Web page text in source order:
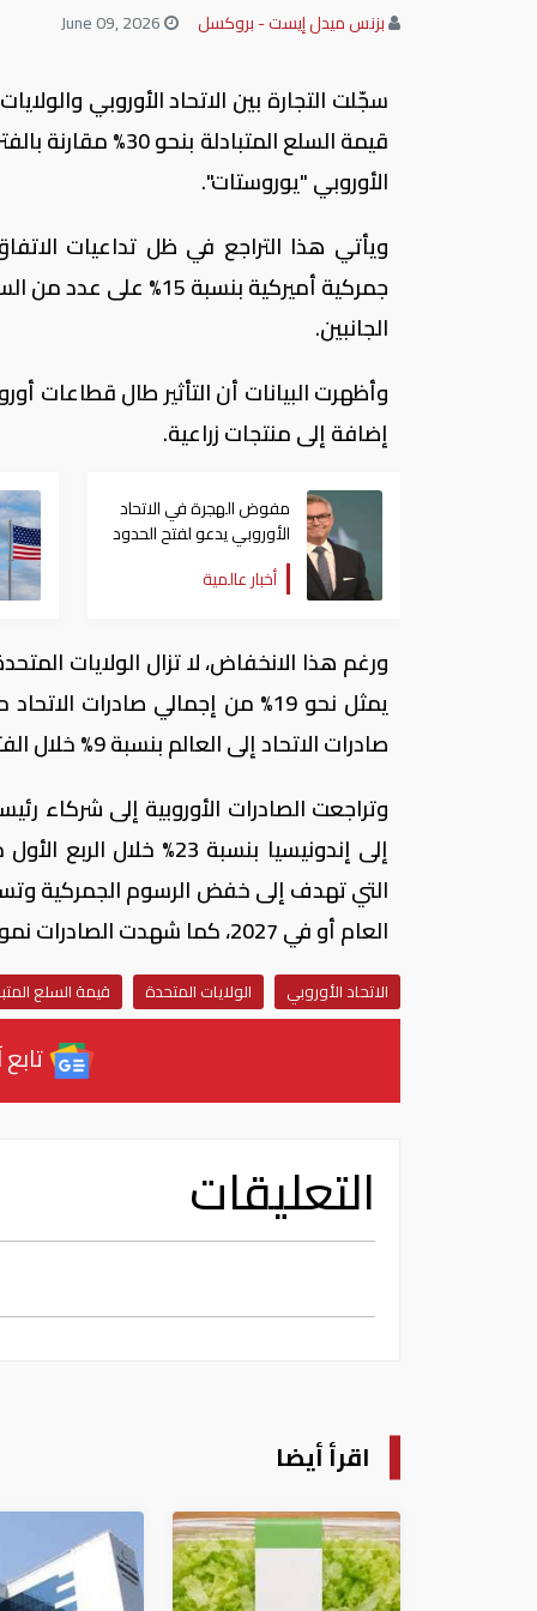
بزنس ميدل إيست - بروكسل
قيمة السلع
الأوروبي "يوروستات".
جمركية أميركية
الجانبين.
وأظهرت البيانات أن التأثير طال قطاعات
إضافة إلى منتجات زراعية.
مفوض الهجرة في الاتحاد
الأوروبي يدعو لفتح الحدود
بين دول شنغن
أخبار عالمية
يمثل نحو 19% من إجمالي
صادرات الاتحاد إلى العالم بنسبة 9% خلال الفترة نفسها.
التي تهدف إلى خفض الرسوم الجمركية
العام أو في 2027، كما شهدت الصادرات نمواً محدوداً إلى الهند (1.8%) والمملكة المتحدة (2.3%).
الاتحاد الأوروبي الولايات المتحدة قيمة السلع
التعليقات
اقرأ أيضا